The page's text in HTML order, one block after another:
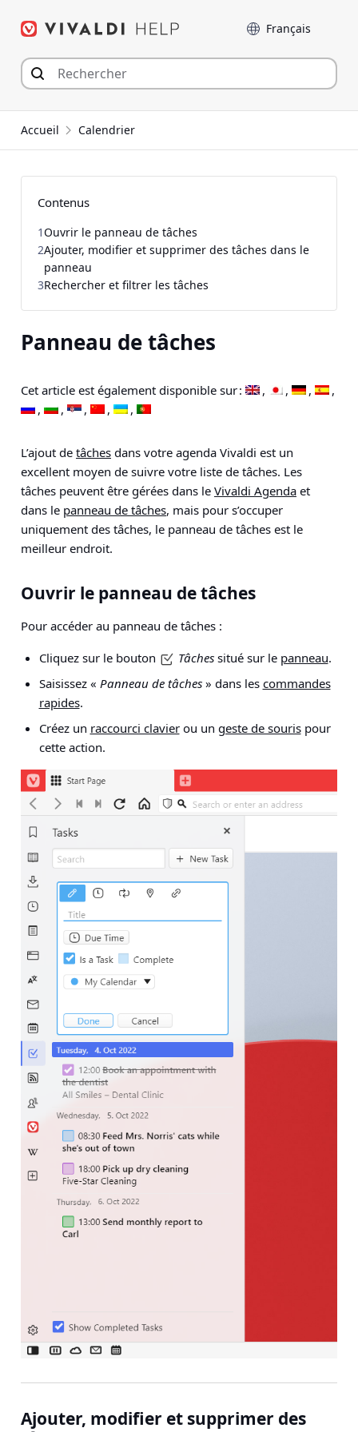
Langue
Accueil Calendrier
Panneau de tâches
Cet article est également disponible sur :
L’ajout de tâches dans votre agenda Vivaldi est un
excellent moyen de suivre votre liste de tâches. Les
tâches peuvent être gérées dans le Vivaldi Agenda et
dans le panneau de tâches, mais pour s’occuper
uniquement des tâches, le panneau de tâches est le
meilleur endroit.
Ouvrir le panneau de tâches
Pour accéder au panneau de tâches :
Cliquez sur le bouton
Tâchessitué sur le panneau.
Saisissez « Panneau de tâches» dans les commandes
rapides.
Créez un raccourci clavierou un geste de sourispour
cette action.
Ajouter, modifier et supprimer des
Contenus
1Ouvrir le panneau de tâches
2Ajouter, modifier et supprimer des tâches dans le
panneau
3Rechercher et filtrer les tâches